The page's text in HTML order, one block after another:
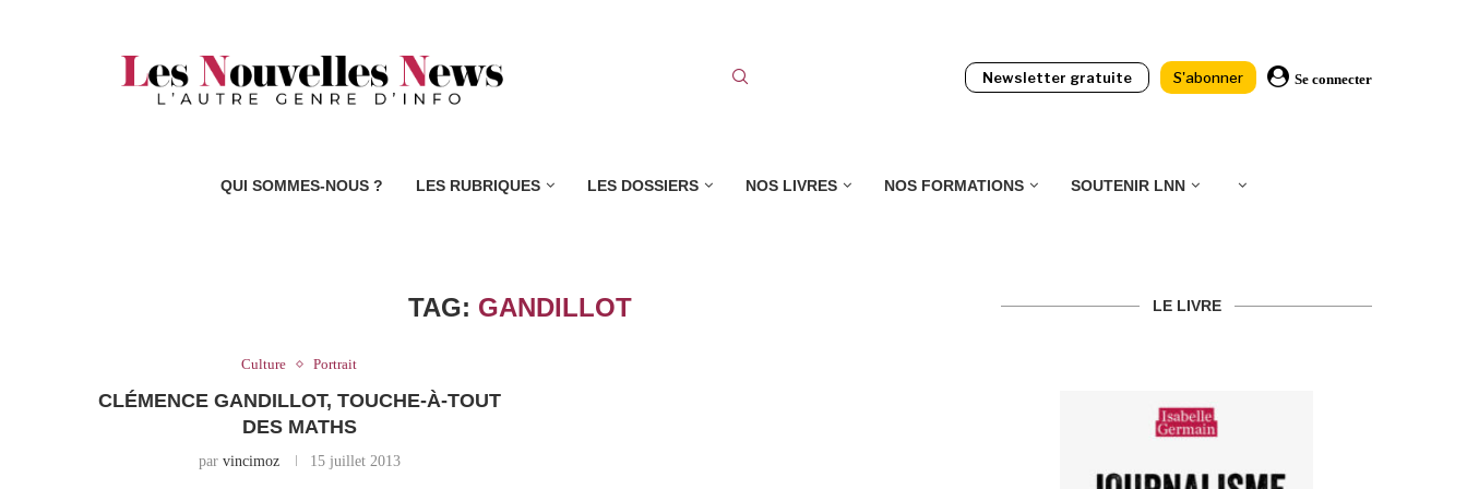
Newsletter gratuite S'abonner Se connecter
QUI SOMMES-NOUS ? LES RUBRIQUES LES DOSSIERS NOS LIVRES NOS FORMATIONS SOUTENIR LNN
TAG: GANDILLOT
Culture Portrait
CLÉMENCE GANDILLOT, TOUCHE-À-TOUT
DES MATHS
par vincimoz 15 juillet 2013
LE LIVRE